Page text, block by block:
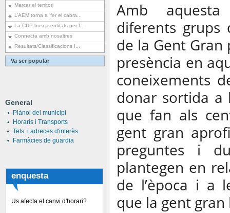
Marcar el territori
L’AEM torna a ‘fer el cabra...
La CUP busca entitats per f...
Connecta amb nosaltres
Resultats/Classificacions I...
Va ser popular
General
Plànol del municipi
Horaris i Transports
Tels. i adreces d'interès
Farmàcies de guardia
enquesta
Us afecta el canvi d'horari?
Amb
diferents grups
de la Gent
presència en
coneixements
donar sortida a
que fan als
gent gran
preguntes i
plantegen en
de l’època i a
que la gent gran